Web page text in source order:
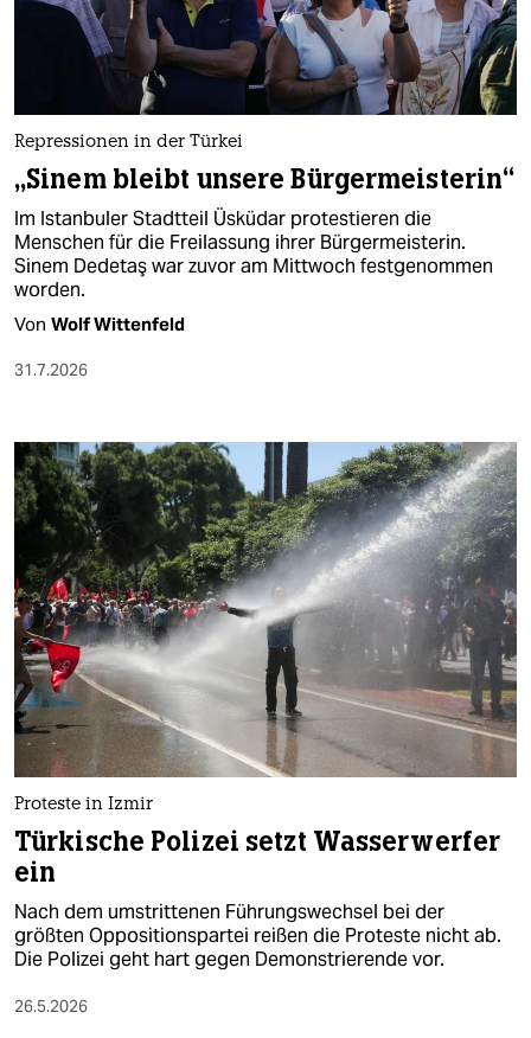
wahrheit
verlag
verlag
veranstaltungen
shop
abo
genossenschaft
epaper login
Repressionen in der Türkei
„Sinem bleibt unsere Bürgermeisterin“
Im Istanbuler Stadtteil Üsküdar protestieren die
Menschen für die Freilassung ihrer Bürgermeisterin.
Sinem Dedetaş war zuvor am Mittwoch festgenommen
worden.
Von Wolf Wittenfeld
31.7.2026
Proteste in Izmir
Türkische Polizei setzt Wasserwerfer
ein
Nach dem umstrittenen Führungswechsel bei der
größten Oppositionspartei reißen die Proteste nicht ab.
Die Polizei geht hart gegen Demonstrierende vor.
26.5.2026